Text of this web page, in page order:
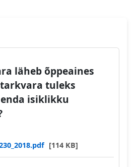
läheb õppeaines
tuleks
isiklikku
[114 KB]